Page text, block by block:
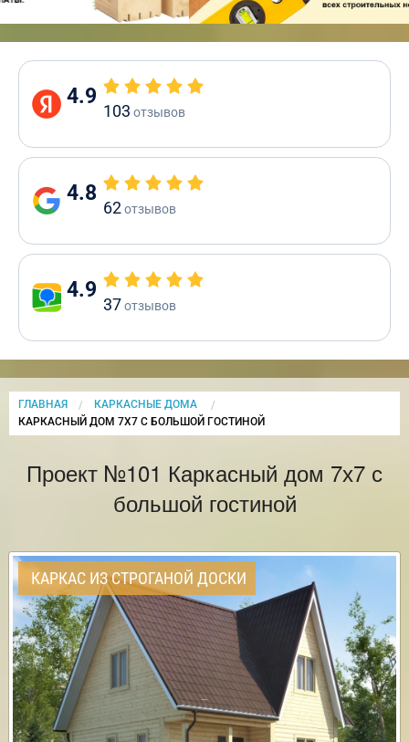
4.9
103 отзывов
4.8
62отзывов
4.9
37отзывов
ГЛАВНАЯ
КАРКАСНЫЕ ДОМА
CURRENT:
КАРКАСНЫЙ ДОМ 7Х7 С БОЛЬШОЙ ГОСТИНОЙ
Проект №101 Каркасный дом 7х7 с
большой гостиной
КАРКАС ИЗ СТРОГАНОЙ ДОСКИ